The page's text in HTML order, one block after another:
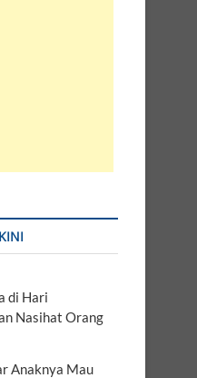
di Hari
Nasihat Orang
Anaknya Mau